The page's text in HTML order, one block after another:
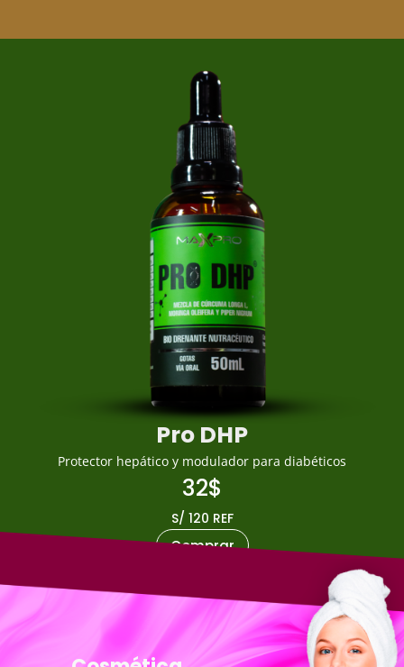
Pro DHP
Protector hepático y modulador para diabéticos
32$
S/ 120 REF
Comprar